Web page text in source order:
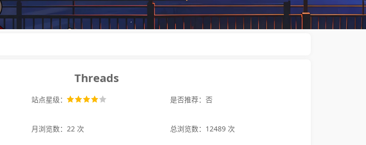
‌Threads‌
站点星级： 是否推荐：否
月浏览数：22 次 总浏览数：12489 次